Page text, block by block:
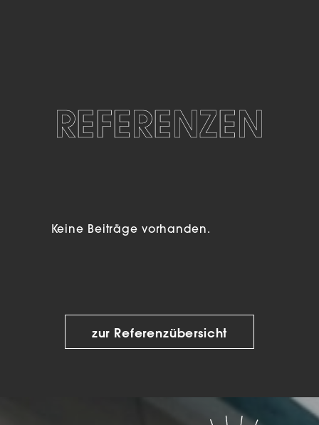
REFERENZEN
Keine Beiträge vorhanden.
zur Referenzübersicht